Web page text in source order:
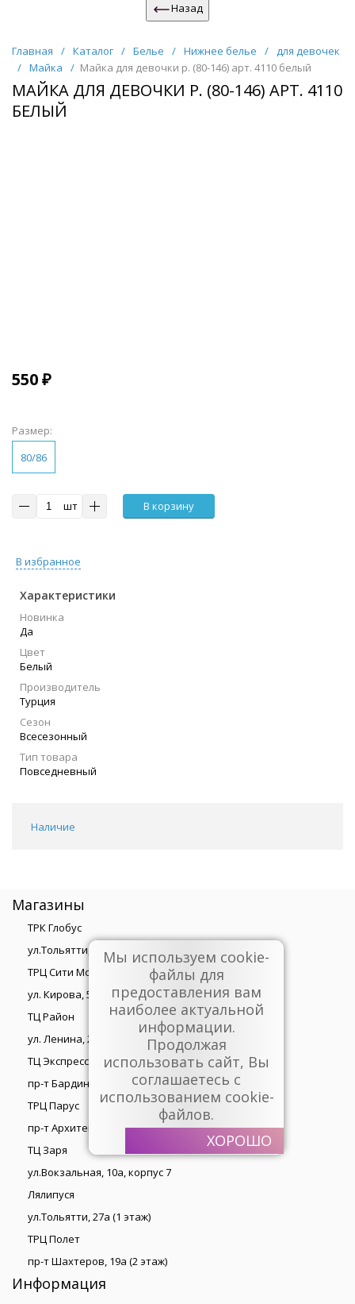
Назад
Главная / Каталог / Белье / Нижнее белье /
для девочек
/ Майка / Майка для девочки р. (80-146) арт. 4110 белый
МАЙКА ДЛЯ ДЕВОЧКИ Р. (80-146) АРТ. 4110
БЕЛЫЙ
550 ₽
Размер:
80/86
шт В корзину
В избранное
Характеристики
Новинка
Да
Цвет
Белый
Производитель
Турция
Сезон
Всесезонный
Тип товара
Повседневный
Наличие
Магазины
ТРК Глобус
ул.Тольятти, 27а (2 этаж)
ТРЦ Сити Молл
ул. Кирова, 55 (4 этаж)
ТЦ Район
ул. Ленина, 2 (2 этаж)
ТЦ Экспресс
пр-т Бардина, 2 (цокольный этаж)
ТРЦ Парус
пр-т Архитекторов, 14а (2 этаж)
ТЦ Заря
ул.Вокзальная, 10а, корпус 7
Лялипуся
ул.Тольятти, 27а (1 этаж)
ТРЦ Полет
пр-т Шахтеров, 19а (2 этаж)
Информация
Мы используем cookie-
файлы для
предоставления вам
наиболее актуальной
информации.
Продолжая
использовать сайт, Вы
соглашаетесь с
использованием cookie-
файлов.
ХОРОШО